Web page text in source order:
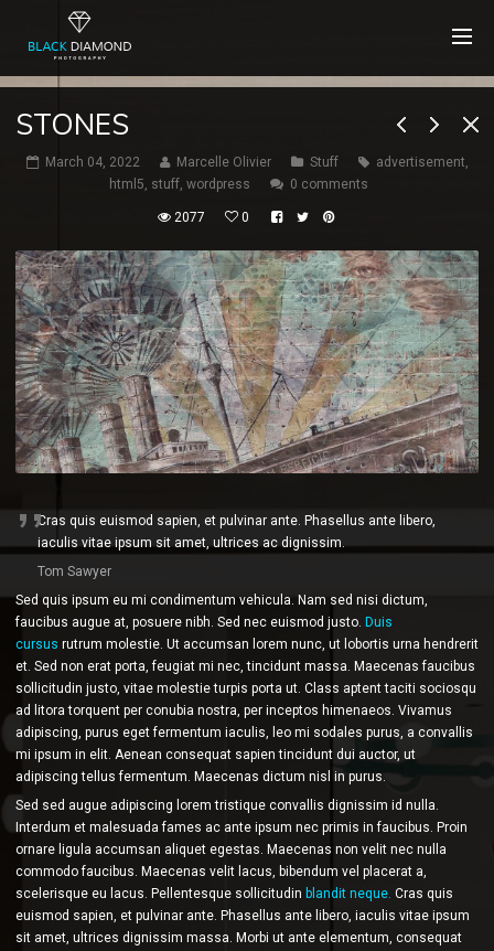
STONES
March 04, 2022 Marcelle Olivier Stuff advertisement,
html5, stuff, wordpress 0 comments
2077 0
Cras quis euismod sapien, et pulvinar ante. Phasellus ante libero,
iaculis vitae ipsum sit amet, ultrices ac dignissim.
Tom Sawyer
Sed quis ipsum eu mi condimentum vehicula. Nam sed nisi dictum,
faucibus augue at, posuere nibh. Sed nec euismod justo. Duis
cursus rutrum molestie. Ut accumsan lorem nunc, ut lobortis urna hendrerit
et. Sed non erat porta, feugiat mi nec, tincidunt massa. Maecenas faucibus
sollicitudin justo, vitae molestie turpis porta ut. Class aptent taciti sociosqu
ad litora torquent per conubia nostra, per inceptos himenaeos. Vivamus
adipiscing, purus eget fermentum iaculis, leo mi sodales purus, a convallis
mi ipsum in elit. Aenean consequat sapien tincidunt dui auctor, ut
adipiscing tellus fermentum. Maecenas dictum nisl in purus.
Sed sed augue adipiscing lorem tristique convallis dignissim id nulla.
Interdum et malesuada fames ac ante ipsum nec primis in faucibus. Proin
ornare ligula accumsan aliquet egestas. Maecenas non velit nec nulla
commodo faucibus. Maecenas velit lacus, bibendum vel placerat a,
scelerisque eu lacus. Pellentesque sollicitudin blandit neque. Cras quis
euismod sapien, et pulvinar ante. Phasellus ante libero, iaculis vitae ipsum
sit amet, ultrices dignissim massa. Morbi ut ante elementum, consequat